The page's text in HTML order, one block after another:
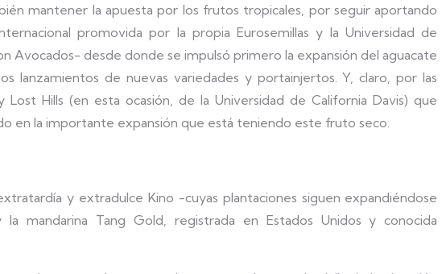
mantener la apuesta por los frutos tropicales, por seguir aportando
promovida por la propia Eurosemillas y la Universidad de
Avocados- desde donde se impulsó primero la expansión del aguacate
lanzamientos de nuevas variedades y portainjertos. Y, claro, por las
Hills (en esta ocasión, de la Universidad de California Davis) que
en la importante expansión que está teniendo este fruto seco.
y extradulce Kino -cuyas plantaciones siguen expandiéndose
mandarina Tang Gold, registrada en Estados Unidos y conocida